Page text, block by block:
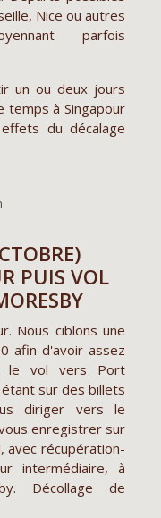
Nice ou autres
parfois
un ou deux jours
temps à Singapour
du décalage
PUIS VOL
Nous ciblons une
afin d'avoir assez
le vol vers Port
sur des billets
diriger vers le
enregistrer sur
avec récupération-
intermédiaire, à
Décollage de